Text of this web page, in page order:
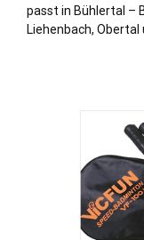
passt in Bühlertal –
Liehenbach,